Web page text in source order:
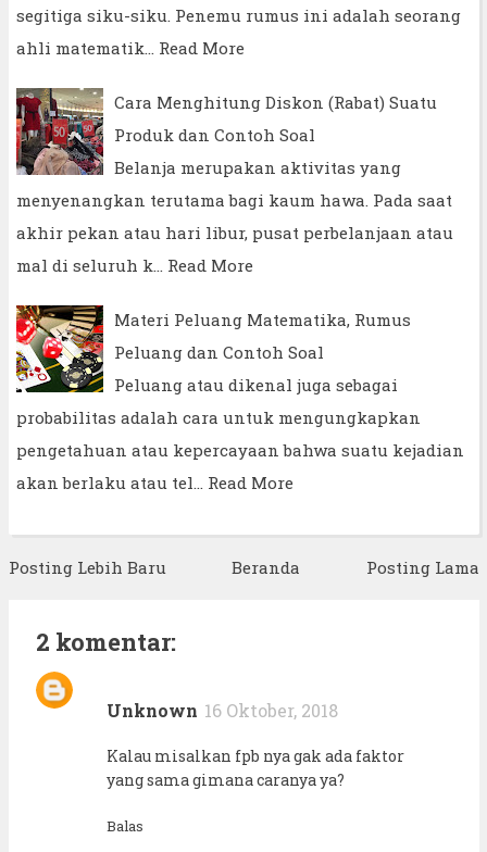
segitiga siku-siku. Penemu rumus ini adalah seorang
ahli matematik… Read More
Cara Menghitung Diskon (Rabat) Suatu
Produk dan Contoh Soal
Belanja merupakan aktivitas yang
menyenangkan terutama bagi kaum hawa. Pada saat
akhir pekan atau hari libur, pusat perbelanjaan atau
mal di seluruh k… Read More
Materi Peluang Matematika, Rumus
Peluang dan Contoh Soal
Peluang atau dikenal juga sebagai
probabilitas adalah cara untuk mengungkapkan
pengetahuan atau kepercayaan bahwa suatu kejadian
akan berlaku atau tel… Read More
Posting Lebih Baru Posting Lama
Beranda
2 komentar:
Unknown 16 Oktober, 2018
Kalau misalkan fpb nya gak ada faktor
yang sama gimana caranya ya?
Balas